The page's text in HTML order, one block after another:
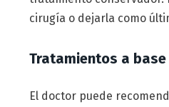
cirugía o dejarla como
Tratamientos a
El doctor puede